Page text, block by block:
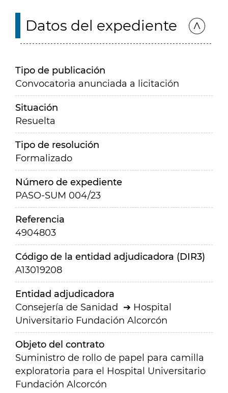
Datos del expediente
Tipo de publicación
Convocatoria anunciada a licitación
Situación
Resuelta
Tipo de resolución
Formalizado
Número de expediente
PASO-SUM 004/23
Referencia
4904803
Código de la entidad adjudicadora (DIR3)
A13019208
Entidad adjudicadora
Consejería de Sanidad
Hospital
Universitario Fundación Alcorcón
Objeto del contrato
Suministro de rollo de papel para camilla
exploratoria para el Hospital Universitario
Fundación Alcorcón